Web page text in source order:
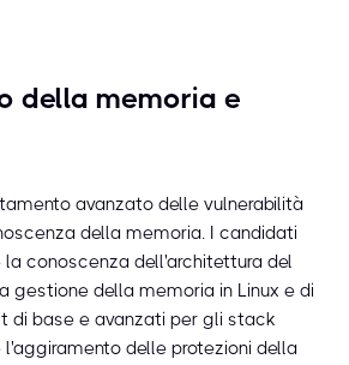
della memoria e
avanzato delle vulnerabilità
della memoria. I candidati
la conoscenza dell'architettura del
gestione della memoria in Linux e di
di base e avanzati per gli stack
l'aggiramento delle protezioni della